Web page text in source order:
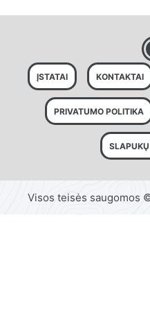
ĮSTATAI KONTAKTAI
PRIVATUMO POLITIKA
Visos teisės saugomos